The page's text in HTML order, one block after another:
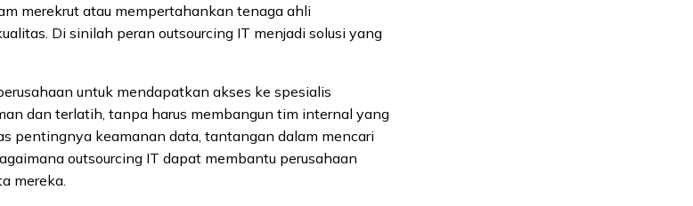
merekrut atau mempertahankan tenaga ahli
Di sinilah peran outsourcing IT menjadi solusi yang
untuk mendapatkan akses ke spesialis
dan terlatih, tanpa harus membangun tim internal yang
pentingnya keamanan data, tantangan dalam mencari
outsourcing IT dapat membantu perusahaan
mereka.